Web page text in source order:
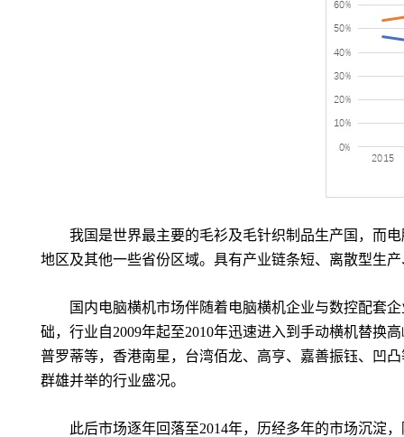
我国是世界最主要的毛衫及毛针织制品生产国，而
地区及其他一些省份区域。具有产业链条短、离散型生
国内电脑横机市场伴随着电脑横机企业与数控配套
础，行业自2009年起至2010年迅速进入到手动横机替换
普罗蒂等，香港南星，台湾佰龙、高亨、嘉善振钰、凹
群雄并举的行业盛况。
此后市场逐年回落至2014年，历经多年的市场沉淀